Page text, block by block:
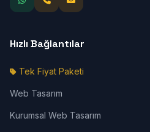
Hızlı Bağlantılar
Tek Fiyat Paketi
Web Tasarım
Kurumsal Web Tasarım